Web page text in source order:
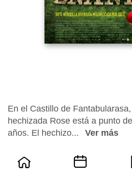
En el Castillo de
hechizada Rose está a punto
años. El hechizo...
Ver más